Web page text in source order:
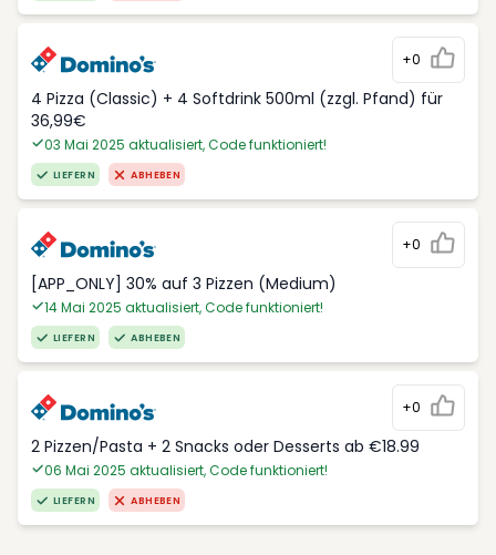
+0
4 Pizza (Classic) + 4 Softdrink 500ml (zzgl. Pfand) für
36,99€
03 Mai 2025 aktualisiert, Code funktioniert!
LIEFERN ABHEBEN
+0
[APP_ONLY] 30% auf 3 Pizzen (Medium)
14 Mai 2025 aktualisiert, Code funktioniert!
LIEFERN ABHEBEN
+0
2 Pizzen/Pasta + 2 Snacks oder Desserts ab €18.99
06 Mai 2025 aktualisiert, Code funktioniert!
LIEFERN ABHEBEN